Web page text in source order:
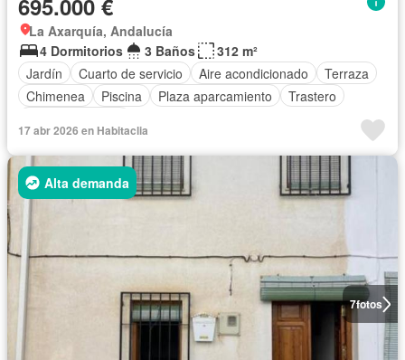
695.000 €
La Axarquía, Andalucía
4 Dormitorios
3 Baños
312 m²
Jardín
Cuarto de servicio Aire acondicionado
Terraza
Chimenea
Piscina Plaza aparcamiento
Trastero
17 abr 2026 en Habitaclia
7fotos
Alta demanda